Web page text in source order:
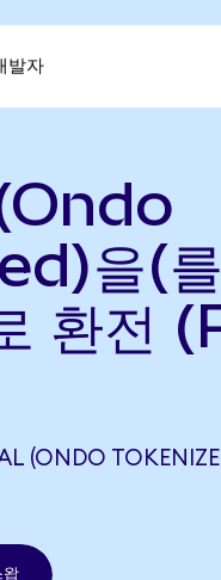
발자
을(
환전
(ONDO
왑